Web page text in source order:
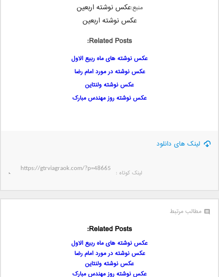
منبع:عکس نوشته اربعین
عکس نوشته اربعین
Related Posts:
عکس نوشته های ماه ربیع الاول
عکس نوشته در مورد امام رضا
عکس نوشته ولنتاین
عکس نوشته روز مهندس مبارک
لینک های دانلود
لینک کوتاه‌ :
مطالب مرتبط
Related Posts:
عکس نوشته های ماه ربیع الاول
عکس نوشته در مورد امام رضا
عکس نوشته ولنتاین
عکس نوشته روز مهندس مبارک